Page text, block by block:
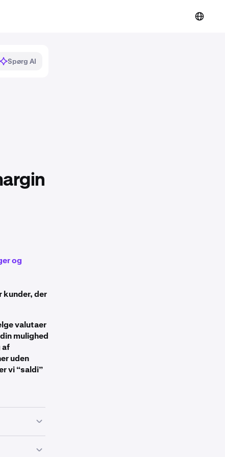
Spørg AI
og
kunder, der
valutaer
mulighed
af
uden
vi “saldi”